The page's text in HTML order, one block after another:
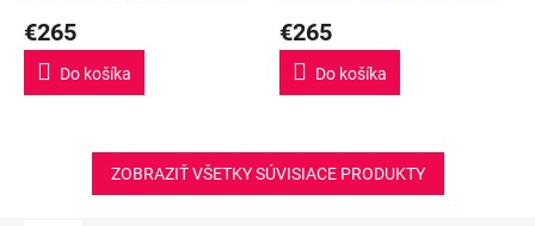
€265
Do košíka
€265
Do košíka
ZOBRAZIŤ VŠETKY SÚVISIACE PRODUKTY